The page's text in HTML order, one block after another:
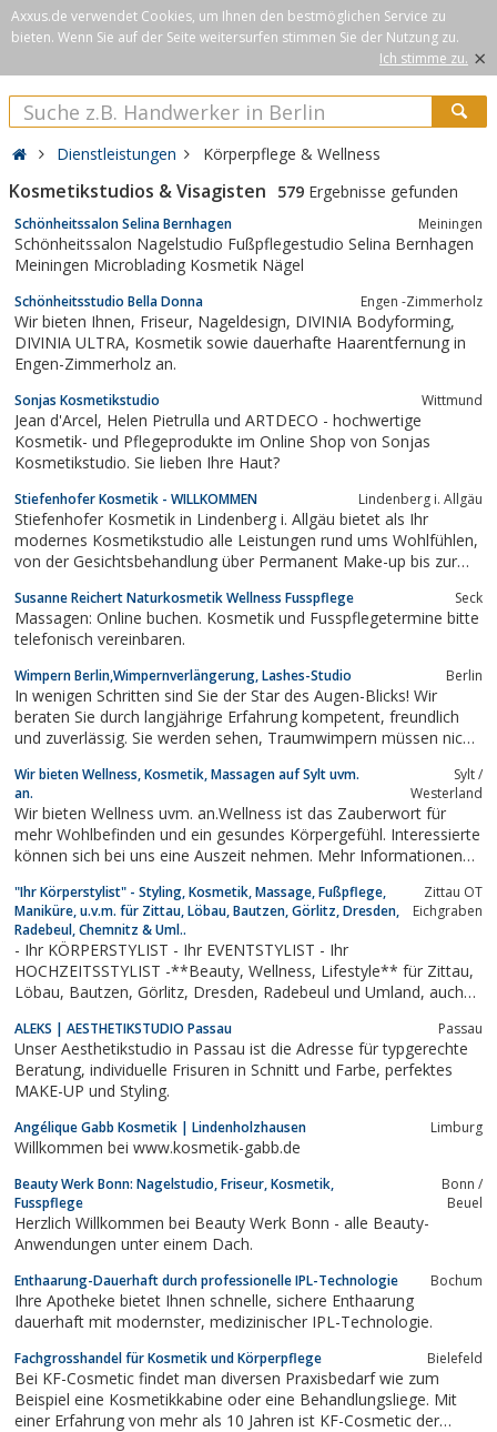
Axxus.de verwendet Cookies, um Ihnen den bestmöglichen Service zu
bieten. Wenn Sie auf der Seite weitersurfen stimmen Sie der Nutzung zu.
Ich stimme zu. ×
Dienstleistungen Körperpflege & Wellness
Kosmetikstudios & Visagisten 579 Ergebnisse gefunden
Schönheitssalon Selina Bernhagen Meiningen
Schönheitssalon Nagelstudio Fußpflegestudio Selina Bernhagen
Meiningen Microblading Kosmetik Nägel​
Schönheitsstudio Bella Donna Engen -Zimmerholz
Wir bieten Ihnen, Friseur, Nageldesign, DIVINIA Bodyforming,
DIVINIA ULTRA, Kosmetik sowie dauerhafte Haarentfernung in
Engen-Zimmerholz an.
Sonjas Kosmetikstudio Wittmund
Jean d'Arcel, Helen Pietrulla und ARTDECO - hochwertige
Kosmetik- und Pflegeprodukte im Online Shop von Sonjas
Kosmetikstudio. Sie lieben Ihre Haut?
Stiefenhofer Kosmetik - WILLKOMMEN Lindenberg i. Allgäu
Stiefenhofer Kosmetik in Lindenberg i. Allgäu bietet als Ihr
modernes Kosmetikstudio alle Leistungen rund ums Wohlfühlen,
von der Gesichtsbehandlung über Permanent Make-up bis zur
Susanne Reichert Naturkosmetik Wellness Fusspflege Seck
Massagen: Online buchen. Kosmetik und Fusspflegetermine bitte
telefonisch vereinbaren.
Wimpern Berlin,Wimpernverlängerung, Lashes-Studio Berlin
In wenigen Schritten sind Sie der Star des Augen-Blicks! Wir
beraten Sie durch langjährige Erfahrung kompetent, freundlich
und zuverlässig. Sie werden sehen, Traumwimpern müssen nicht
rufen Sie uns an unter 01573-530 99 66 oder besuchen Sie
unseren einladend...
Wir bieten Wellness, Kosmetik, Massagen auf Sylt uvm.
an.
Sylt /
Westerland
Wir bieten Wellness uvm. an.Wellness ist das Zauberwort für
mehr Wohlbefinden und ein gesundes Körpergefühl. Interessierte
können sich bei uns eine Auszeit nehmen. Mehr Informationen
"Ihr Körperstylist" - Styling, Kosmetik, Massage, Fußpflege,
Maniküre, u.v.m. für Zittau, Löbau, Bautzen, Görlitz, Dresden,
Radebeul, Chemnitz & Uml..
Zittau OT
Eichgraben
- Ihr KÖRPERSTYLIST - Ihr EVENTSTYLIST - Ihr
HOCHZEITSSTYLIST -**Beauty, Wellness, Lifestyle** für Zittau,
Löbau, Bautzen, Görlitz, Dresden, Radebeul und Umland, auch
Podologe, Hochzeitsfrisur, Hochtszeitsfriseur, Brautfrisur,
Wellness, Massage,...
ALEKS | AESTHETIKSTUDIO Passau Passau
Unser Aesthetikstudio in Passau ist die Adresse für typgerechte
Beratung, individuelle Frisuren in Schnitt und Farbe, perfektes
MAKE-UP und Styling.
Angélique Gabb Kosmetik | Lindenholzhausen Limburg
Willkommen bei www.kosmetik-gabb.de
Beauty Werk Bonn: Nagelstudio, Friseur, Kosmetik,
Fusspflege
Bonn /
Beuel
Herzlich Willkommen bei Beauty Werk Bonn - alle Beauty-
Anwendungen unter einem Dach.
Enthaarung-Dauerhaft durch professionelle IPL-Technologie Bochum
Ihre Apotheke bietet Ihnen schnelle, sichere Enthaarung
dauerhaft mit modernster, medizinischer IPL-Technologie.
Fachgrosshandel für Kosmetik und Körperpflege Bielefeld
Bei KF-Cosmetic findet man diversen Praxisbedarf wie zum
Beispiel eine Kosmetikkabine oder eine Behandlungsliege. Mit
einer Erfahrung von mehr als 10 Jahren ist KF-Cosmetic der